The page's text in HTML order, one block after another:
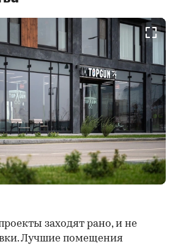
заходят рано, и не
Лучшие помещения